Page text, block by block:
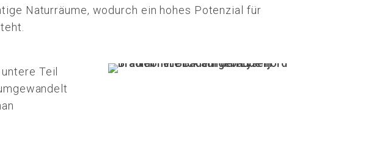
Naturräume, wodurch ein hohes Potenzial für
Teil